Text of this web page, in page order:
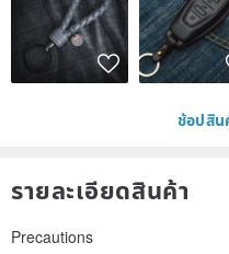
ช้อปสิน
รายละเอียดสินค้า
Precautions